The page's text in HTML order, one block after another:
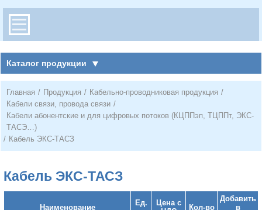
Каталог продукции
Главная / Продукция / Кабельно-проводниковая продукция /
Кабели связи, провода связи /
Кабели абонентские и для цифровых потоков (КЦППэп, ТЦППт, ЭКС-
ТАСЭ…)
/ Кабель ЭКС-ТАСЗ
Кабель ЭКС-ТАСЗ
Наименование
Ед.
Цена с
Кол-во
Добавить
в